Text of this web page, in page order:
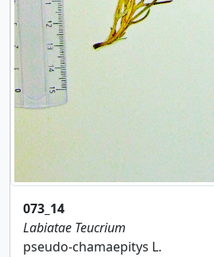
073_14
Labiatae Teucrium
pseudo-chamaepitys L.